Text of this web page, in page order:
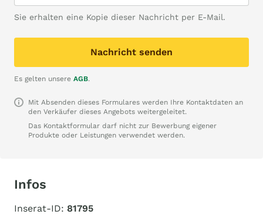
Sie erhalten eine Kopie dieser Nachricht per E-Mail.
Nachricht senden
Es gelten unsere AGB.
Mit Absenden dieses Formulares werden Ihre Kontaktdaten an
den Verkäufer dieses Angebots weitergeleitet.
Das Kontaktformular darf nicht zur Bewerbung eigener
Produkte oder Leistungen verwendet werden.
Infos
Inserat-ID: 81795